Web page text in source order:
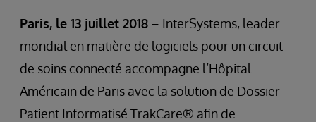
Paris, le 13 juillet 2018 – InterSystems, leader
mondial en matière de logiciels pour un circuit
de soins connecté accompagne l’Hôpital
Américain de Paris avec la solution de Dossier
Patient Informatisé TrakCare® afin de